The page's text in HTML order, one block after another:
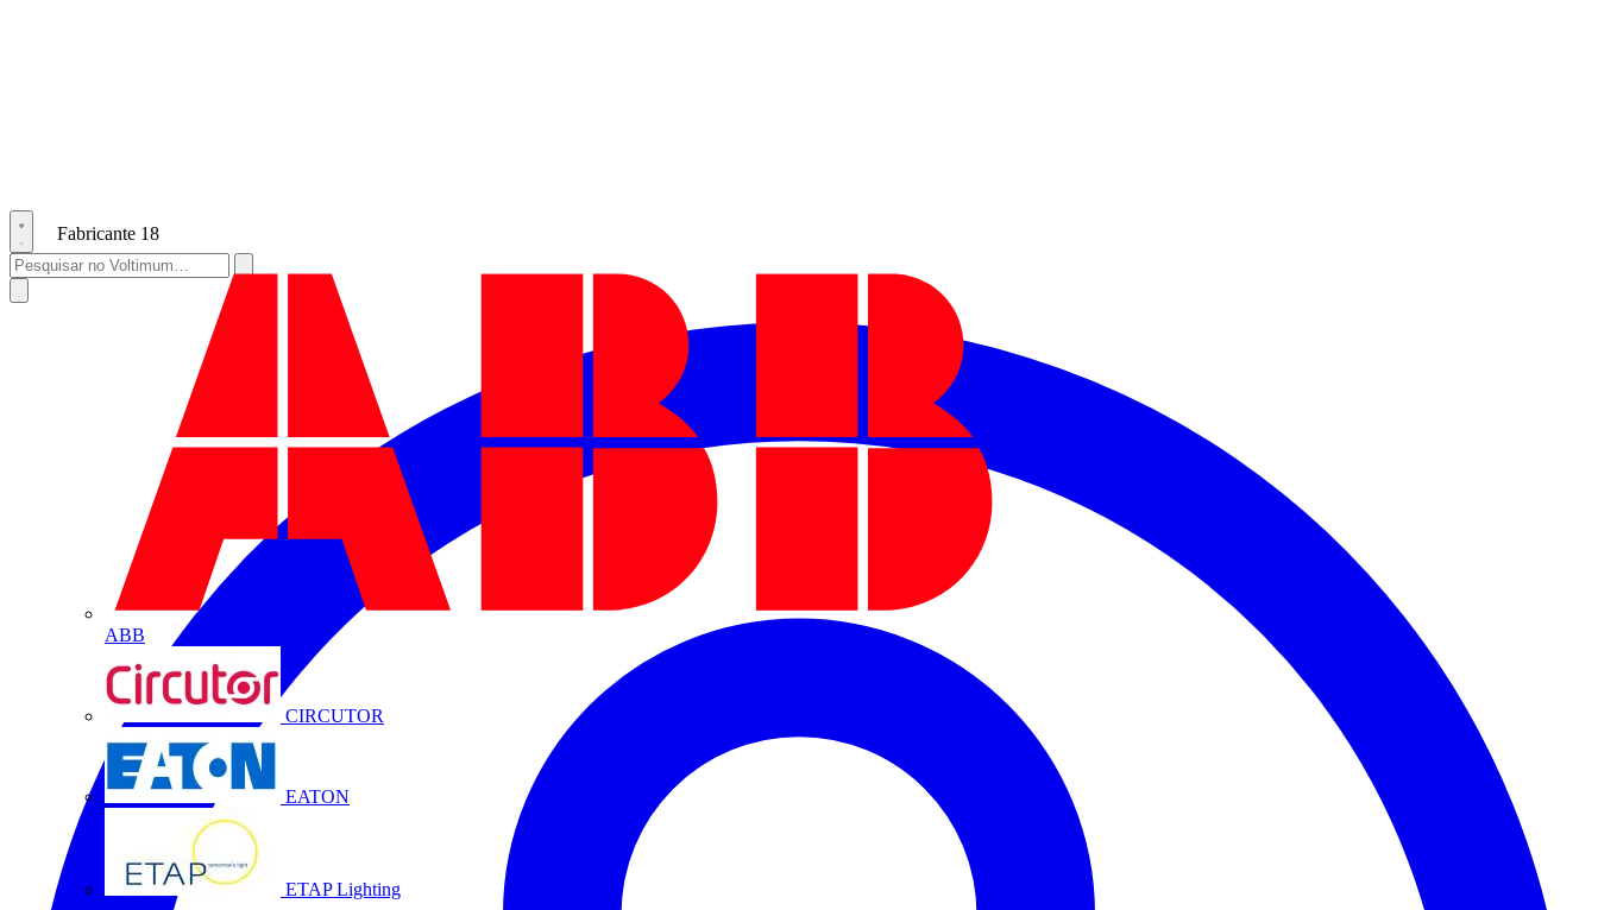
Fabricante 18
ABB
CIRCUTOR
EATON
ETAP Lighting